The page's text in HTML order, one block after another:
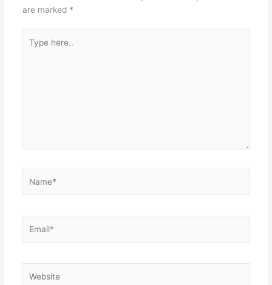
k
are marked *
here..